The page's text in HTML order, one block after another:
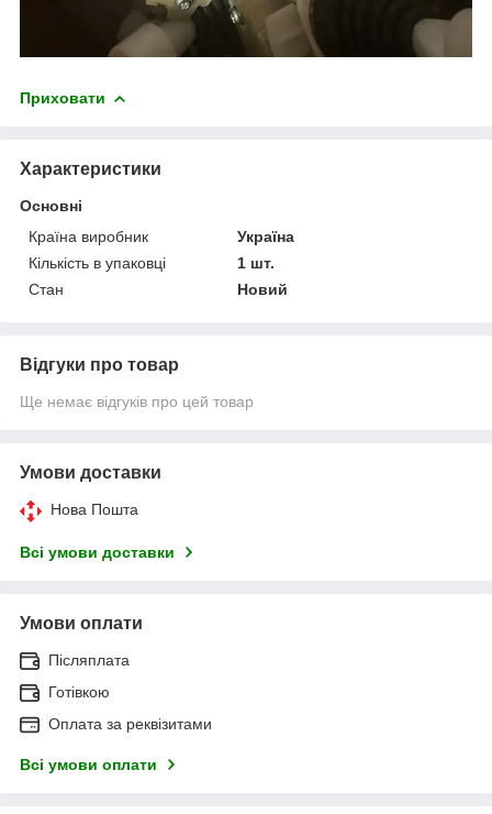
Приховати
Характеристики
Основні
Країна виробник
Україна
Кількість в упаковці
1 шт.
Стан
Новий
Відгуки про товар
Ще немає відгуків про цей товар
Умови доставки
Нова Пошта
Всі умови доставки
Умови оплати
Післяплата
Готівкою
Оплата за реквізитами
Всі умови оплати